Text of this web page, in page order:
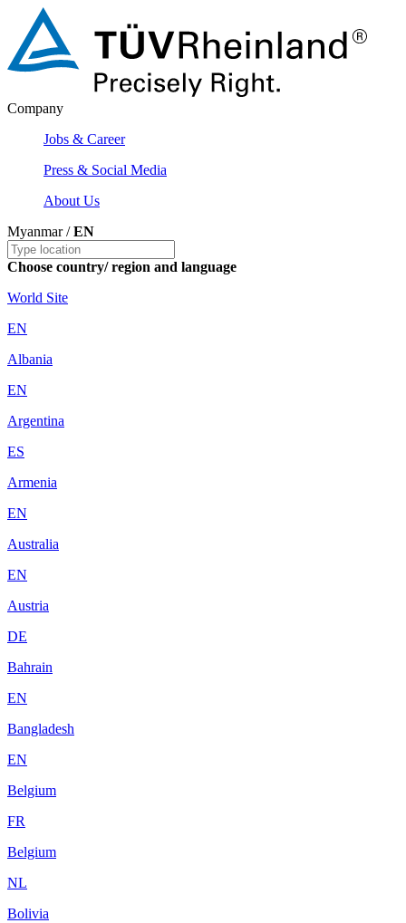
Company
Jobs & Career
Press & Social Media
About Us
Myanmar /EN
Choose country/ region and language
World Site
EN
Albania
EN
Argentina
ES
Armenia
EN
Australia
EN
Austria
DE
Bahrain
EN
Bangladesh
EN
Belgium
FR
Belgium
NL
Bolivia